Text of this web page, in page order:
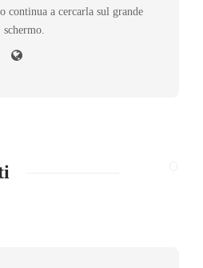
continua a cercarla sul grande
schermo.